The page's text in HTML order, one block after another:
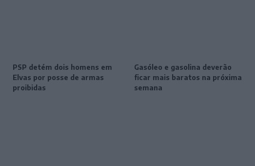
PSP detém dois homens em
Elvas por posse de armas
proibidas
Gasóleo e gasolina deverão
ficar mais baratos na próxima
semana